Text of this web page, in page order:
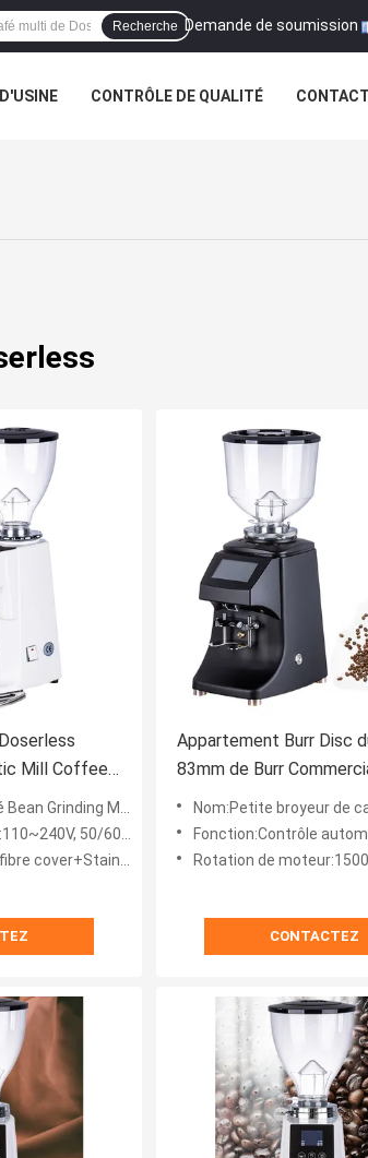
Demande de soumission
Recherche
CONTRÔLE DE QUALITÉ
Mill Coffee
Machin de moulin
50/60Hz
d'Aluminum+Carbon
Appartement Burr Disc
83mm de Burr
Coffee Grinder
Nom:Petite broyeur de
Fonction:Contrôle
Rotation de
CONTACTEZ